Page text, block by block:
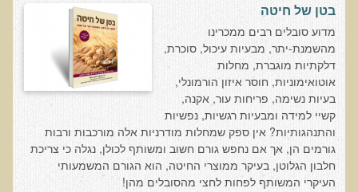
בדיקת צואה לאיתור מתכות כבדות
בדיקה מקיפה לתפקוד מערכת העיכול
בדיקות לרגישויות לחלבונים
AMAS - בדיקת דם לאיתור מוקדם של סרטן
מידע מקצועי לרופאים ומטפלים על בדיקת ה-AMAS
ספרות מדעית - בדיקת AMAS
בדיקת AMAS - מידע למטופל
בטן של חיטה
​מדוע סובלים רבים ממכרינו
מהשמנת-יתר, מבעיות עיכול, סוכרת,
דלקתיות מוגברת, מחלות
אוטואימוניות, חוסר איזון הורמונלי,
בעיות נשימה, פריחות עור, אקנה,
קשיי למידה ומבעיות רגשיות, נפשיות
והתנהגותיות? אין ספק שמחלות מודרניות אלה מורכבות ורבות
גורמים הן, אך אם נחפש גורם חשוב ומשותף לכולן, נגלה כי צריכת
חלבון הגלוטן, בעיקר ממוצרי החיטה, הוא הגורם המשמעותי
העיקרי המשותף לפחות לחצי מהסובלים מהן!